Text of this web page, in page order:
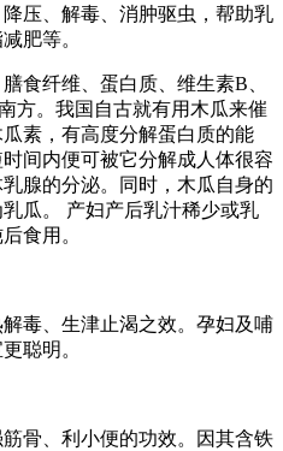
压、解毒、消肿驱虫，帮助乳
肥等。
食纤维、蛋白质、维生素B、
方。我国自古就有用木瓜来催
素，有高度分解蛋白质的能
间内便可被它分解成人体很容
腺的分泌。同时，木瓜自身的
瓜。 产妇产后乳汁稀少或乳
食用。
毒、生津止渴之效。孕妇及哺
聪明。
骨、利小便的功效。因其含铁